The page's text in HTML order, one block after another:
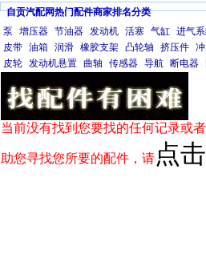
自贡汽配网热门配件商家排名分类
泵
增压器 节油器 发动机 活塞 气缸 进气
皮带 油箱 润滑 橡胶支架 凸轮轴 挤压件
皮轮 发动机悬置 曲轴 传感器 导航 断电器
当前没有找到您要找的任何记录或
助您寻找您所要的配件，请 点击